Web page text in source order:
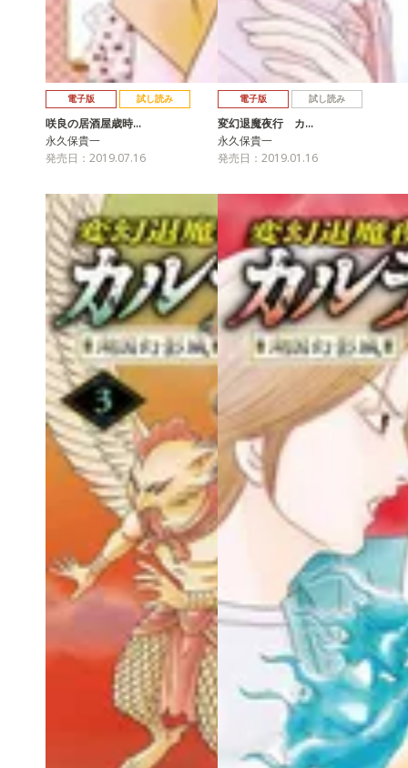
電子版 試し読み
咲良の居酒屋歳時…
永久保貴一
発売日：2019.07.16
電子版 試し読み
変幻退魔夜行 カ…
永久保貴一
発売日：2019.01.16